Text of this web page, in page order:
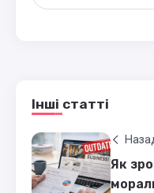
Інші статті
Як